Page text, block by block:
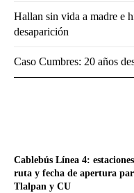
Cablebús Línea 4:
ruta y fecha de apertura
Tlalpan y CU
Hallan sin vida a madre e
desaparición
Caso Cumbres: 20 años